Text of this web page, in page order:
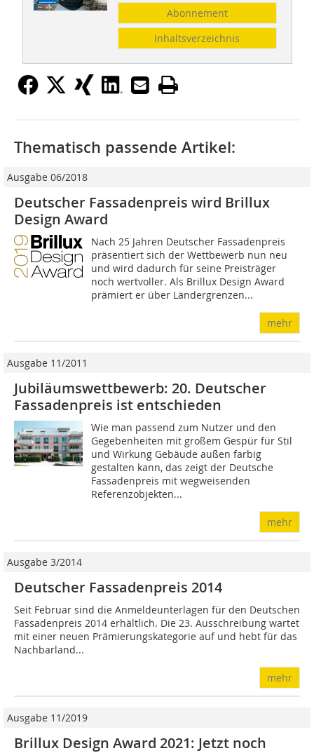
Abonnement
Inhaltsverzeichnis
Thematisch passende Artikel:
Ausgabe 06/2018
Deutscher Fassadenpreis wird Brillux
Design Award
Nach 25 Jahren Deutscher Fassadenpreis
präsentiert sich der Wettbewerb nun neu
und wird dadurch für seine Preisträger
noch wertvoller. Als Brillux Design Award
prämiert er über Ländergrenzen...
mehr
Ausgabe 11/2011
Jubiläumswettbewerb: 20. Deutscher
Fassadenpreis ist entschieden
Wie man passend zum Nutzer und den
Gegebenheiten mit großem Gespür für Stil
und Wirkung Gebäude außen farbig
gestalten kann, das zeigt der Deutsche
Fassadenpreis mit wegweisenden
Referenzobjekten...
mehr
Ausgabe 3/2014
Deutscher Fassadenpreis 2014
Seit Februar sind die Anmeldeunterlagen für den Deutschen
Fassadenpreis 2014 erhältlich. Die 23. Ausschreibung wartet
mit einer neuen Prämierungskategorie auf und hebt für das
Nachbarland...
mehr
Ausgabe 11/2019
Brillux Design Award 2021: Jetzt noch